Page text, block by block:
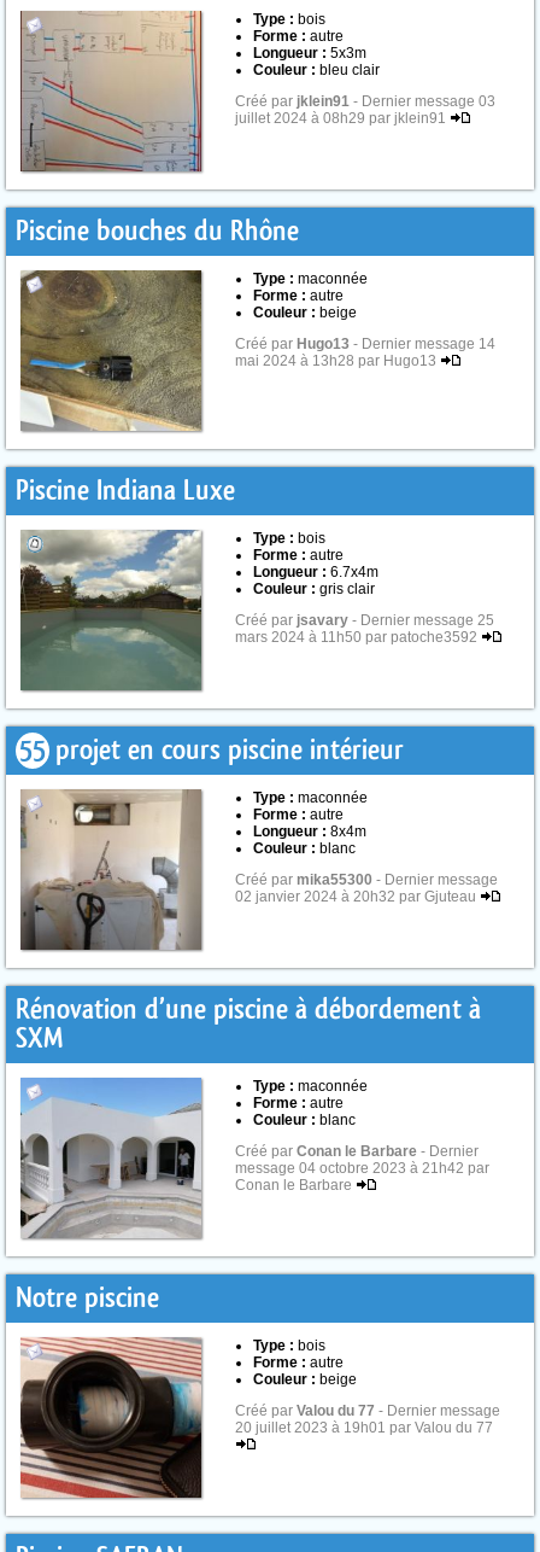
Type : bois
Forme : autre
Longueur : 5x3m
Couleur : bleu clair
Créé par jklein91 - Dernier message 03
juillet 2024 à 08h29 par jklein91
Piscine bouches du Rhône
Type : maconnée
Forme : autre
Couleur : beige
Créé par Hugo13 - Dernier message 14
mai 2024 à 13h28 par Hugo13
Piscine Indiana Luxe
Type : bois
Forme : autre
Longueur : 6.7x4m
Couleur : gris clair
Créé par jsavary - Dernier message 25
mars 2024 à 11h50 par patoche3592
55 projet en cours piscine intérieur
Type : maconnée
Forme : autre
Longueur : 8x4m
Couleur : blanc
Créé par mika55300 - Dernier message
02 janvier 2024 à 20h32 par Gjuteau
Rénovation d’une piscine à débordement à
SXM
Type : maconnée
Forme : autre
Couleur : blanc
Créé par Conan le Barbare - Dernier
message 04 octobre 2023 à 21h42 par
Conan le Barbare
Notre piscine
Type : bois
Forme : autre
Couleur : beige
Créé par Valou du 77 - Dernier message
20 juillet 2023 à 19h01 par Valou du 77